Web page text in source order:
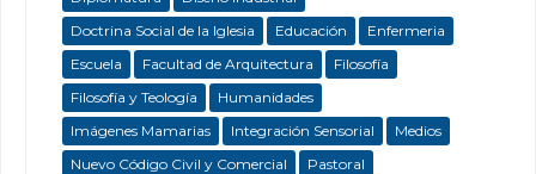
Doctrina Social de la Iglesia
Educación
Enfermeria
Escuela
Facultad de Arquitectura
Filosofía
Filosofía y Teología
Humanidades
Imágenes Mamarias
Integración Sensorial
Medios
Nuevo Código Civil y Comercial
Pastoral